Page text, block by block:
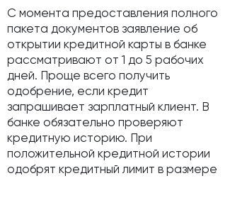
С момента предоставления полного
пакета документов заявление об
открытии кредитной карты в банке
рассматривают от 1 до 5 рабочих
дней. Проще всего получить
одобрение, если кредит
запрашивает зарплатный клиент. В
банке обязательно проверяют
кредитную историю. При
положительной кредитной истории
одобрят кредитный лимит в размере